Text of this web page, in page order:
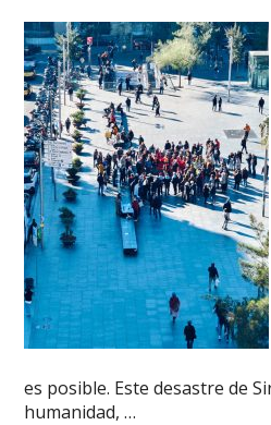
es posible. Este desastre de
humanidad, …